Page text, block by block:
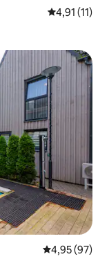
Évaluation
4,91 (11)
Évaluation
4,95 (97)